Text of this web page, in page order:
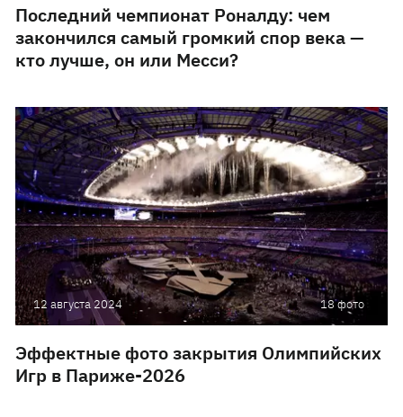
Последний чемпионат Роналду: чем
закончился самый громкий спор века —
кто лучше, он или Месси?
12 августа 2024 18 фото
Эффектные фото закрытия Олимпийских
Игр в Париже-2026